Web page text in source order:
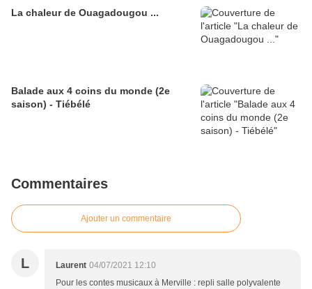
La chaleur de Ouagadougou ...
Balade aux 4 coins du monde (2e
saison) - Tiébélé
Commentaires
Ajouter un commentaire
L Laurent 04/07/2021 12:10
Pour les contes musicaux à Merville : repli salle polyvalente